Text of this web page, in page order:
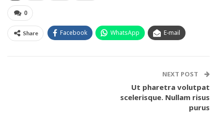
0
Share Facebook WhatsApp E-mail
NEXT POST
Ut pharetra volutpat
scelerisque. Nullam risus
purus